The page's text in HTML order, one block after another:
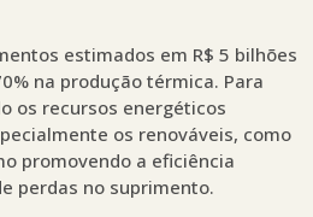
estimados em R$ 5 bilhões
na produção térmica. Para
os recursos energéticos
os renováveis, como
promovendo a eficiência
perdas no suprimento.